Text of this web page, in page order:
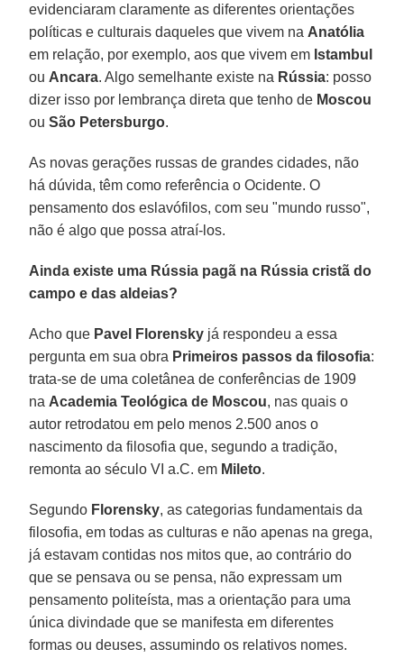
evidenciaram claramente as diferentes orientações
políticas e culturais daqueles que vivem na Anatólia
em relação, por exemplo, aos que vivem em Istambul
ou Ancara. Algo semelhante existe na Rússia: posso
dizer isso por lembrança direta que tenho de Moscou
ouSão Petersburgo.
As novas gerações russas de grandes cidades, não
há dúvida, têm como referência o Ocidente. O
pensamento dos eslavófilos, com seu "mundo russo",
não é algo que possa atraí-los.
Ainda existe uma Rússia pagã na Rússia cristã do
campo e das aldeias?
Acho que Pavel Florensky já respondeu a essa
pergunta em sua obra Primeiros passos da filosofia:
trata-se de uma coletânea de conferências de 1909
na Academia Teológica de Moscou, nas quais o
autor retrodatou em pelo menos 2.500 anos o
nascimento da filosofia que, segundo a tradição,
remonta ao século VI a.C. em Mileto.
Segundo Florensky, as categorias fundamentais da
filosofia, em todas as culturas e não apenas na grega,
já estavam contidas nos mitos que, ao contrário do
que se pensava ou se pensa, não expressam um
pensamento politeísta, mas a orientação para uma
única divindade que se manifesta em diferentes
formas ou deuses, assumindo os relativos nomes.